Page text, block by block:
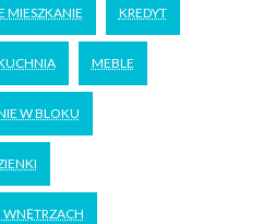
MIESZKANIE KREDYT
MEBLE
W BLOKU
WNĘTRZACH